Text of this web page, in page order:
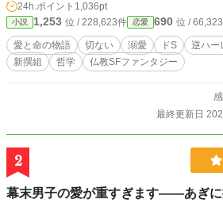
るもの…… 恋落ち覚悟で いらっしゃいませ…… 深い愛に溢
れた 一途な可愛いヒロインと “
します…… ☆ 昔に第1部を書いて放置していたため、現代設
定が平成です プロットだけ大
まで続けてます ☆ ヒロインも初期設定のまま高３の女の子で
ですが、できるだけ若い方た
描写の面では物語の構成上不
もの。作品全体のおよそ1/5以
ては、諸所で分かり易いよう
24h.ポイント 1,036pt
小説 1,253 位 / 228,623件 恋愛 690 位 /
愛と命の物語 切ない 溺愛 ドS 逆ハー
新撰組
哲学 仏教SFファンタジー
最終更新日
2
幕末男子の愛が重すぎます――あぎ